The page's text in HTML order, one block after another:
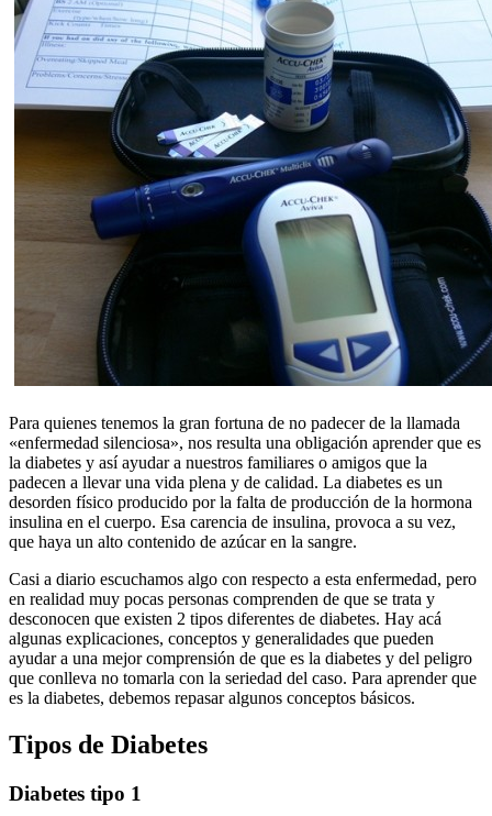
Para quienes tenemos la gran fortuna de no padecer de la llamada
«enfermedad silenciosa», nos resulta una obligación aprender que es
la diabetes y así ayudar a nuestros familiares o amigos que la
padecen a llevar una vida plena y de calidad. La diabetes es un
desorden físico producido por la falta de producción de la hormona
insulina en el cuerpo. Esa carencia de insulina, provoca a su vez,
que haya un alto contenido de azúcar en la sangre.
Casi a diario escuchamos algo con respecto a esta enfermedad, pero
en realidad muy pocas personas comprenden de que se trata y
desconocen que existen 2 tipos diferentes de diabetes. Hay acá
algunas explicaciones, conceptos y generalidades que pueden
ayudar a una mejor comprensión de que es la diabetes y del peligro
que conlleva no tomarla con la seriedad del caso. Para aprender que
es la diabetes, debemos repasar algunos conceptos básicos.
Tipos de Diabetes
Diabetes tipo 1